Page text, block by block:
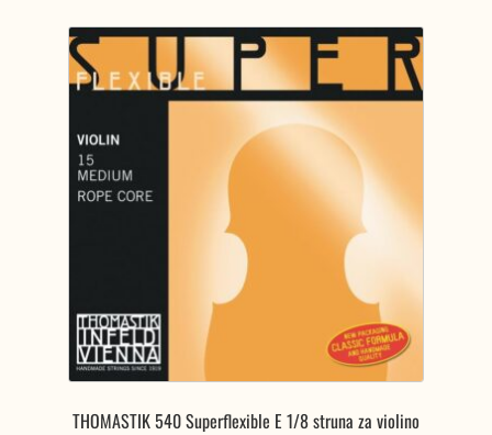
THOMASTIK 540 Superflexible E 1/8 struna za violino